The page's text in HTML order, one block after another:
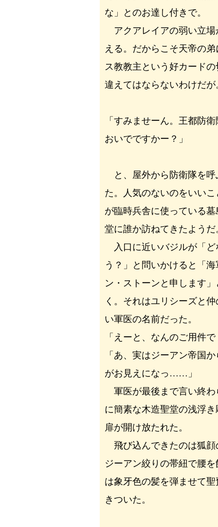
な」とのお達し付きで。
アクアレイアの弱い立場
える。だからこそ天帝の
ス教教主という好カード
違えてはならないわけだが
「すみませーん。王都防
おいでですかー？」
と、屋外から防衛隊を呼
た。人気のないのをいい
が臨時兵舎に使っている
堂に誰か訪ねてきたようだ
入口に近いバジルが「ど
う？」と問いかけると「
ン・ストーンと申します
く。それはユリシーズと
い軍医の名前だった。
「えーと、なんのご用件
「あ、実はジーアン帝国
がお見えになっ……」
軍医が最後まで言い終わ
に簡素な木造聖堂の浅浮
扉が開け放たれた。
飛び込んできたのは狐顔
ジーアン絞りの帯紐で腰
は象牙色の髪を弾ませて
きついた。